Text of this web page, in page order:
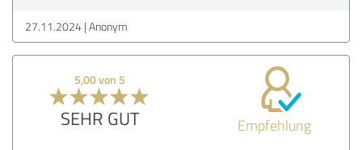
27.11.2024 Anonym
5,00 von 5
SEHR GUT Empfehlung